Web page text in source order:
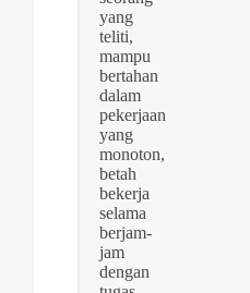
yang
teliti,
mampu
bertahan
dalam
pekerjaan
yang
monoton,
betah
bekerja
selama
berjam-
jam
dengan